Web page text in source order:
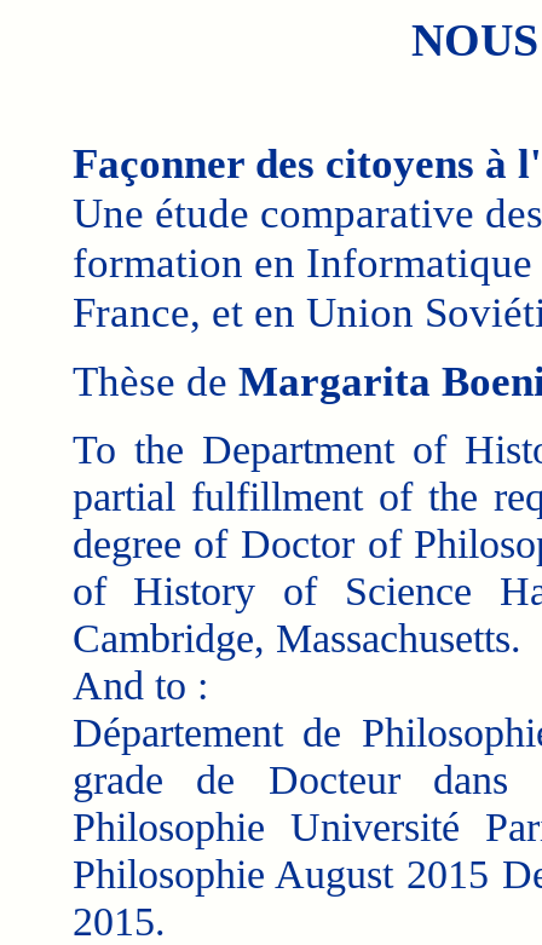
Façonner des citoyens
Une étude comparative
formation en
France, et en Union
Thèse de Margarita
To the Department of
partial fulfillment of the
degree of Doctor of
of History of Science
Cambridge, Massachusetts.
And to :
Département de
grade de Docteur
Philosophie Université
Philosophie August 2015
2015.